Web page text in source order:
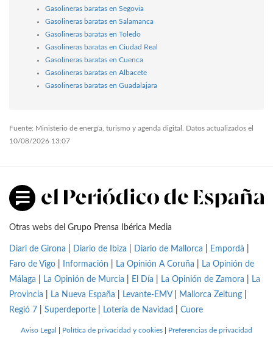
Gasolineras baratas en Segovia
Gasolineras baratas en Salamanca
Gasolineras baratas en Toledo
Gasolineras baratas en Ciudad Real
Gasolineras baratas en Cuenca
Gasolineras baratas en Albacete
Gasolineras baratas en Guadalajara
Fuente: Ministerio de energía, turismo y agenda digital. Datos actualizados el
10/08/2026 13:07
Otras webs del Grupo Prensa Ibérica Media
Diari de Girona Diario de Ibiza Diario de Mallorca Empordà
Faro de Vigo
Información La Opinión A Coruña
La Opinión de
Málaga
La Opinión de Murcia El Día La Opinión de Zamora
La
Provincia
La Nueva España Levante-EMV| Mallorca Zeitung
Regió 7
Superdeporte Lotería de Navidad Cuore
Aviso Legal Política de privacidad y cookies Preferencias de privacidad